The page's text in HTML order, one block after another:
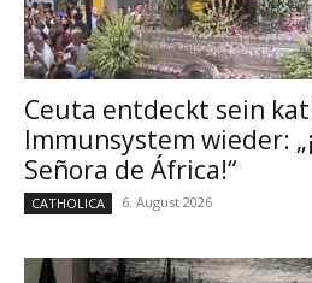
Ceuta entdeckt sein
Immunsystem wieder:
Señora de África!“
CATHOLICA 6. August 2026